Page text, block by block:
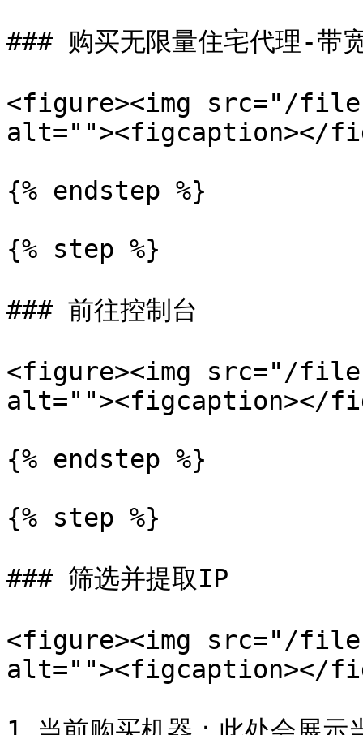
### 购买无限量住宅代理-带
<figure><img src="/files/
alt=""><figcaption></
{% endstep %}
{% step %}
### 前往控制台
<figure><img src="/
alt=""><figcaption></
{% endstep %}
{% step %}
### 筛选并提取IP
<figure><img src="/
alt=""><figcaption></